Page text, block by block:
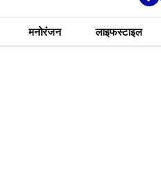
मनोरंजन लाइफस्टाइल